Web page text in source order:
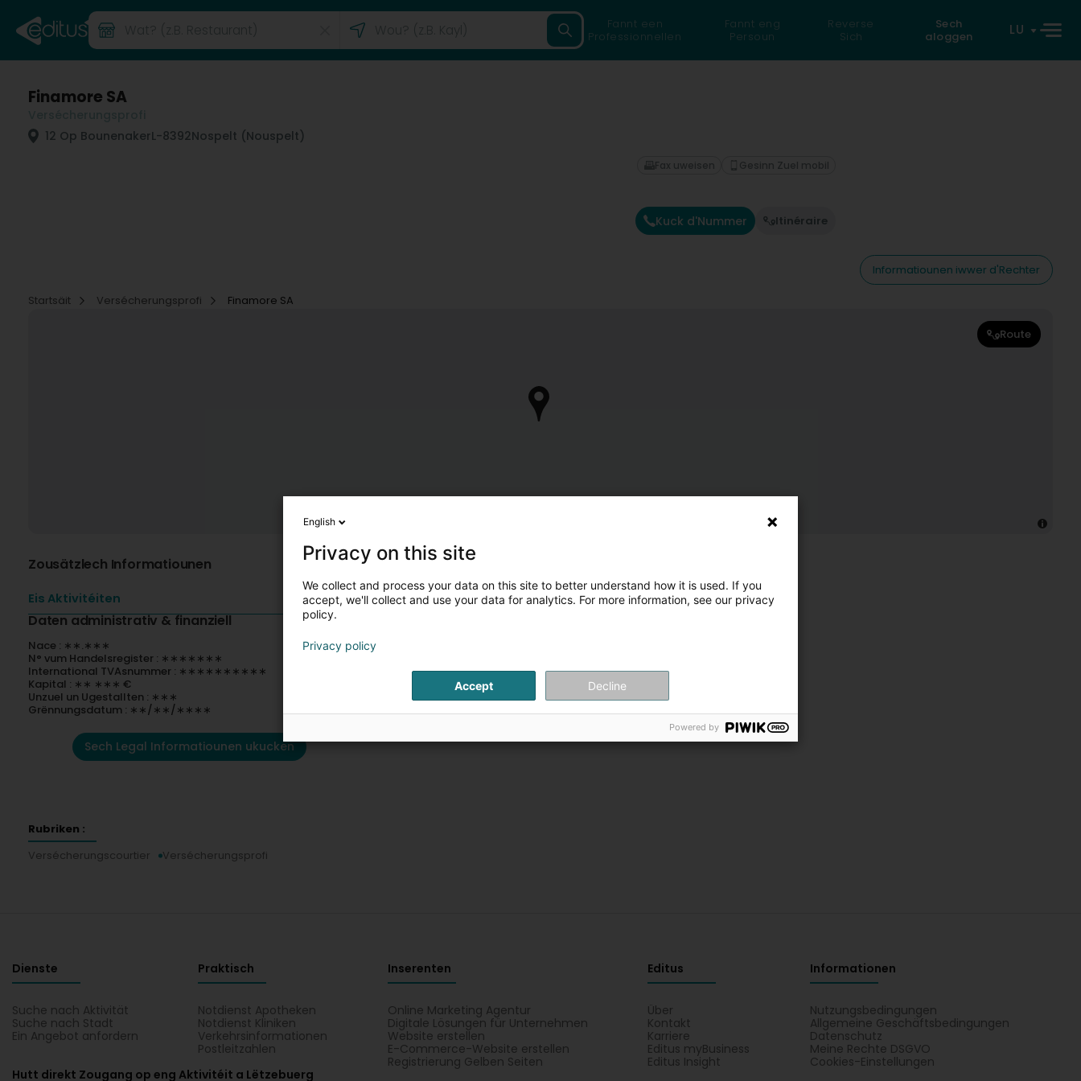
Fannt een
Professionnellen
Fannt eng
Persoun
Reverse
Sich
Sech
aloggen
LU
Finamore SA
12 Op BounenakerL-8392Nospelt (Nouspelt)
Kuck d'Nummer Itinéraire
Fax uweisen Gesinn Zuel mobil
Informatiounen iwwer d'Rechter
Startsäit
Versécherungsprofi Finamore SA
Route
Zousätzlech Informatiounen
Eis Aktivitéiten
Daten administrativ & finanziell
Nace : ∗∗.∗∗∗
N° vum Handelsregister : ∗∗∗∗∗∗∗
International TVAsnummer : ∗∗∗∗∗∗∗∗∗∗
Kapital : ∗∗ ∗∗∗ €
Unzuel un Ugestallten : ∗∗∗
Grënnungsdatum : ∗∗/∗∗/∗∗∗∗
Sech Legal Informatiounen ukucken
Rubriken :
Versécherungscourtier
Versécherungsprofi
Dienste
Suche nach Aktivität
Suche nach Stadt
Ein Angebot anfordern
Praktisch
Notdienst Apotheken
Notdienst Kliniken
Verkehrsinformationen
Postleitzahlen
Inserenten
Online Marketing Agentur
Digitale Lösungen für Unternehmen
Website erstellen
E-Commerce-Website erstellen
Registrierung Gelben Seiten
Editus
Über
Kontakt
Karriere
Editus myBusiness
Editus Insight
Informationen
Nutzungsbedingungen
Allgemeine Geschäftsbedingungen
Datenschutz
Meine Rechte DSGVO
Cookies-Einstellungen
Hutt direkt Zougang op eng Aktivitéit a Lëtzebuerg
English
Privacy on this site
We collect and process your data on this site to better understand how it is used. If you
accept, we'll collect and use your data for analytics. For more information, see our privacy
policy.
Privacy policy
Accept Decline
Powered by